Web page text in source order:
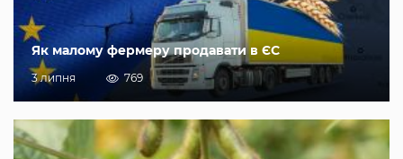
Як малому фермеру продавати в ЄС
3 липня 769